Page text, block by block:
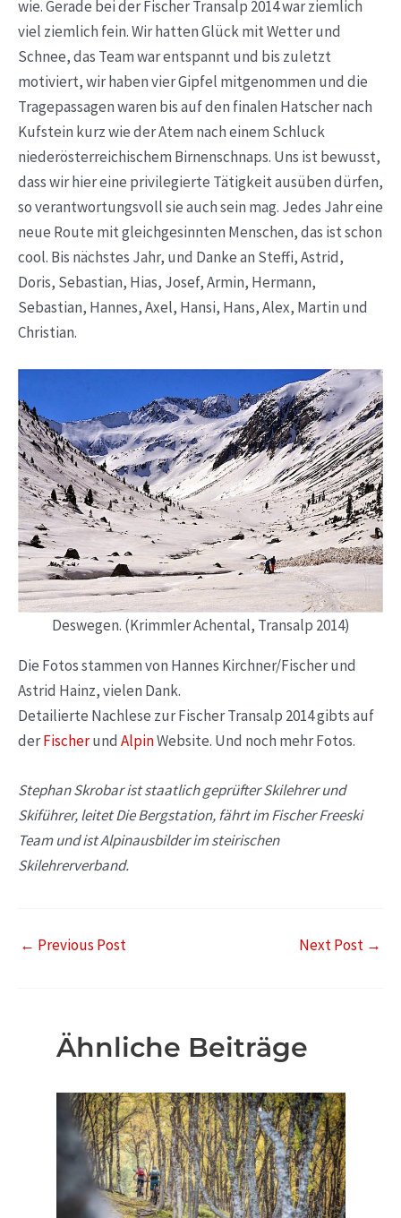
wie. Gerade bei der Fischer Transalp 2014 war ziemlich
viel ziemlich fein. Wir hatten Glück mit Wetter und
Schnee, das Team war entspannt und bis zuletzt
motiviert, wir haben vier Gipfel mitgenommen und die
Tragepassagen waren bis auf den finalen Hatscher nach
Kufstein kurz wie der Atem nach einem Schluck
niederösterreichischem Birnenschnaps. Uns ist bewusst,
dass wir hier eine privilegierte Tätigkeit ausüben dürfen,
so verantwortungsvoll sie auch sein mag. Jedes Jahr eine
neue Route mit gleichgesinnten Menschen, das ist schon
cool. Bis nächstes Jahr, und Danke an Steffi, Astrid,
Doris, Sebastian, Hias, Josef, Armin, Hermann,
Sebastian, Hannes, Axel, Hansi, Hans, Alex, Martin und
Christian.
Deswegen. (Krimmler Achental, Transalp 2014)
Die Fotos stammen von Hannes Kirchner/Fischer und
Astrid Hainz, vielen Dank.
Detailierte Nachlese zur Fischer Transalp 2014 gibts auf
derFischerund AlpinWebsite. Und noch mehr Fotos.
Stephan Skrobar ist staatlich geprüfter Skilehrer und
Skiführer, leitet Die Bergstation, fährt im Fischer Freeski
Team und ist Alpinausbilder im steirischen
Skilehrerverband.
← Previous Post Next Post →
Ähnliche Beiträge